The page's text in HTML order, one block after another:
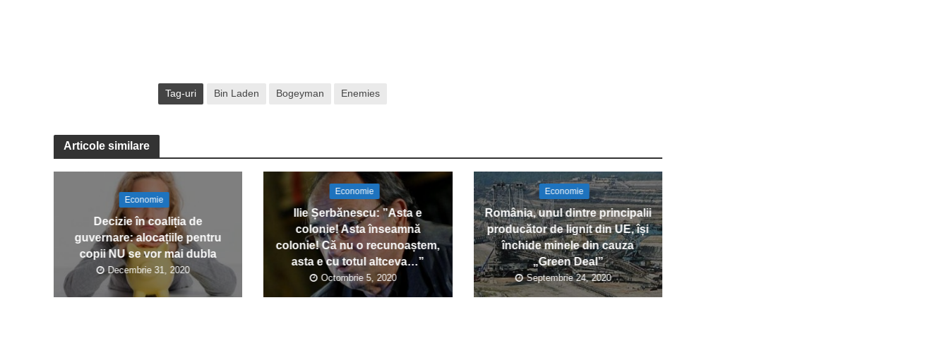
Tag-uri Bin Laden Bogeyman Enemies
Articole similare
Economie
Decizie în coaliția de
guvernare: alocațiile pentru
copii NU se vor mai dubla
Decembrie 31, 2020
Economie
Ilie Șerbănescu: ”Asta e
colonie! Asta înseamnă
colonie! Că nu o recunoaștem,
asta e cu totul altceva…”
Octombrie 5, 2020
Economie
România, unul dintre principalii
producător de lignit din UE, își
închide minele din cauza
„Green Deal”
Septembrie 24, 2020